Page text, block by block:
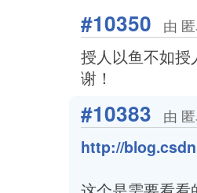
#10350 由
授人以鱼不如
谢！
#10383 由
http://